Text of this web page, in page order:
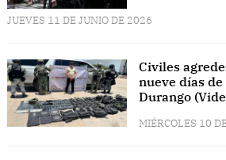
JUEVES 11 DE JUNIO DE 2026
Civiles
nueve días
Durango
MIÉRCOLES 10